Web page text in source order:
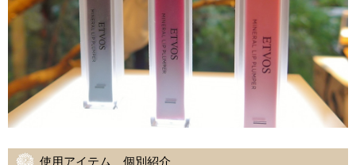
使用アイテム 個別紹介